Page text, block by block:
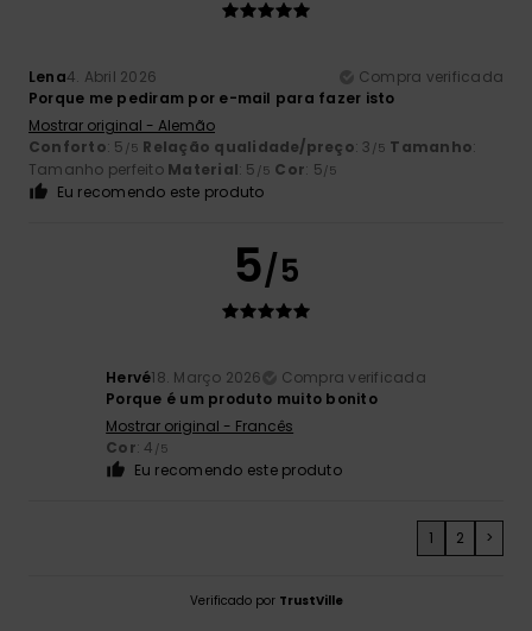
Lena4. Abril 2026
Compra verificada
Porque me pediram por e-mail para fazer isto
Mostrar original - Alemão
Conforto: 5 /5 Relação qualidade/preço: 3 /5 Tamanho:
Tamanho perfeito Material: 5 /5 Cor: 5/5
Eu recomendo este produto
5/5
Hervé18. Março 2026
Compra verificada
Porque é um produto muito bonito
Mostrar original - Francês
Cor: 4 /5
Eu recomendo este produto
1 2 >
Verificado por TrustVille